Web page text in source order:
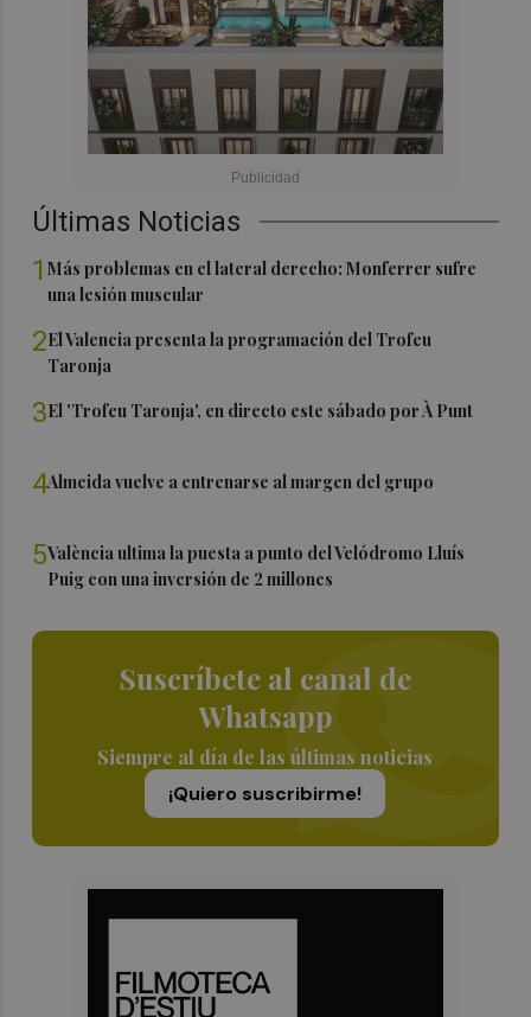
Últimas Noticias
1Más problemas en el lateral derecho: Monferrer sufre
una lesión muscular
2El Valencia presenta la programación del Trofeu
Taronja
3El 'Trofeu Taronja', en directo este sábado por À Punt
4Almeida vuelve a entrenarse al margen del grupo
5València ultima la puesta a punto del Velódromo Lluís
Puig con una inversión de 2 millones
Suscríbete al canal de
Whatsapp
Siempre al día de las últimas noticias
¡Quiero suscribirme!